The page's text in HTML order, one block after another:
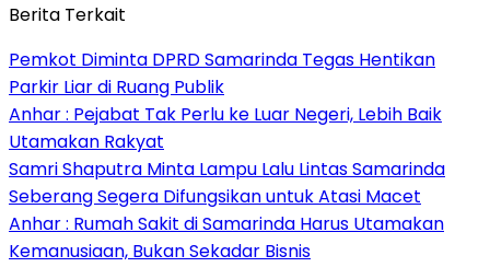
Berita Terkait
Pemkot Diminta DPRD Samarinda Tegas Hentikan
Parkir Liar di Ruang Publik
Anhar : Pejabat Tak Perlu ke Luar Negeri, Lebih Baik
Utamakan Rakyat
Samri Shaputra Minta Lampu Lalu Lintas Samarinda
Seberang Segera Difungsikan untuk Atasi Macet
Anhar : Rumah Sakit di Samarinda Harus Utamakan
Kemanusiaan, Bukan Sekadar Bisnis